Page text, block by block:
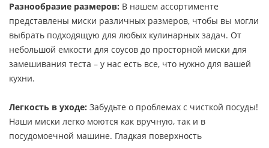
Разнообразие размеров: В нашем ассортименте
представлены миски различных размеров, чтобы вы могли
выбрать подходящую для любых кулинарных задач. От
небольшой емкости для соусов до просторной миски для
замешивания теста – у нас есть все, что нужно для вашей
кухни.
Легкость в уходе: Забудьте о проблемах с чисткой посуды!
Наши миски легко моются как вручную, так и в
посудомоечной машине. Гладкая поверхность